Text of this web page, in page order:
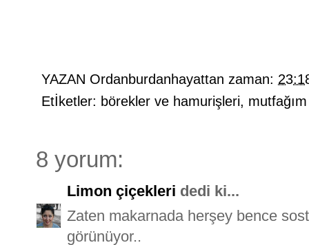
YAZAN Ordanburdanhayattan zaman:
Etİketler: börekler ve hamurişleri, mutfağım
8 yorum:
Limon çiçekleri dedi ki...
Zaten makarnada herşey bence
görünüyor..